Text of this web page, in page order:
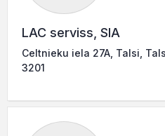
LAC serviss, SIA
Celtnieku iela 27A, Talsi,
3201